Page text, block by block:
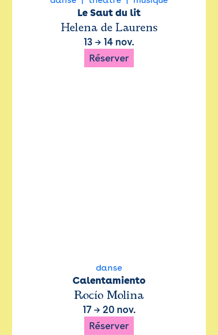
Le Saut du lit
Helena de Laurens
13 → 14 nov.
Réserver
danse
Calentamiento
Rocío Molina
17→ 20 nov.
Réserver